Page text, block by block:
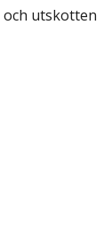
och utskotten